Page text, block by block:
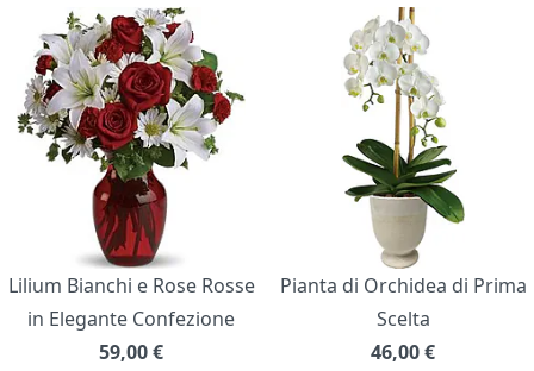
Lilium Bianchi e Rose Rosse
in Elegante Confezione
59,00€
Pianta di Orchidea di Prima
Scelta
46,00€